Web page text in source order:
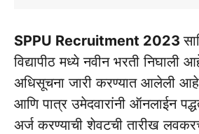
SPPU Recruitment 2023
विद्यापीठ मध्ये नवीन भरती निघाली
अधिसूचना जारी करण्यात आलेली
आणि पात्र उमेदवारांनी ऑनलाईन
अर्ज करण्याची शेवटची तारीख